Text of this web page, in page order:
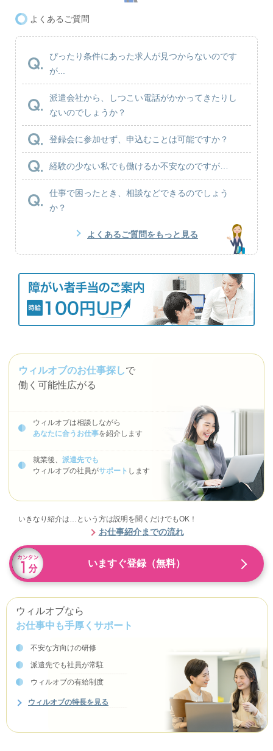
よくあるご質問
ぴったり条件にあった求人が見つからないのです
が...
派遣会社から、しつこい電話がかかってきたりし
ないのでしょうか？
登録会に参加せず、申込むことは可能ですか？
経験の少ない私でも働けるか不安なのですが…
仕事で困ったとき、相談などできるのでしょう
か？
よくあるご質問をもっと見る
ウィルオブのお仕事探しで
働く可能性広がる
ウィルオブは相談しながら
あなたに合うお仕事を紹介します
就業後、 派遣先でも
ウィルオブの社員がサポート します
いきなり紹介は…という方は説明を聞くだけでもOK！
お仕事紹介までの流れ
いますぐ登録（無料）
ウィルオブなら
お仕事中も手厚くサポート
不安な方向けの研修
派遣先でも社員が常駐
ウィルオブの有給制度
ウィルオブの特長を見る